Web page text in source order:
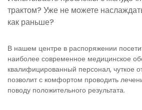
трактом? Уже не можете
как раньше?
В нашем центре в распоряжении
наиболее современное медицинское
квалифицированный персонал, чуткое
позволит с комфортом проводить
поводу положительного результата.